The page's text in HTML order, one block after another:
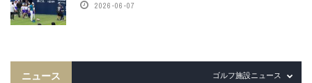
2026-06-07
ニュース ゴルフ施設ニュース